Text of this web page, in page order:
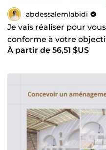
abdessalemlabidi
Je vais réaliser pour
conforme à votre
À partir de 56,51 $US